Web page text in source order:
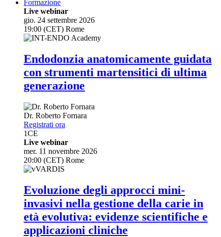
Formazione
Live webinar
gio. 24 settembre 2026
19:00 (CET) Rome
Endodonzia anatomicamente guidata
con strumenti martensitici di ultima
generazione
Dr. Roberto Fornara
Registrati ora
1CE
Live webinar
mer. 11 novembre 2026
20:00 (CET) Rome
Evoluzione degli approcci mini-
invasivi nella gestione della carie in
età evolutiva: evidenze scientifiche e
applicazioni cliniche